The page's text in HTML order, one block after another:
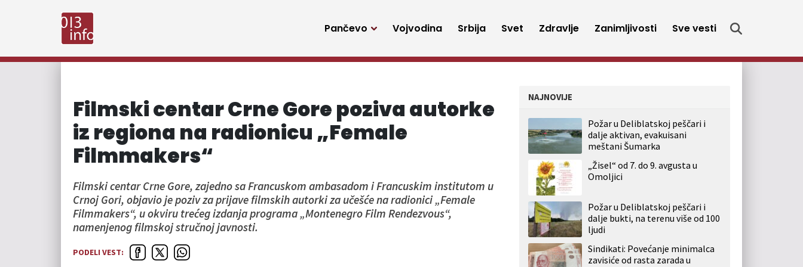
Pančevo Vojvodina Srbija Svet Zdravlje Zanimljivosti Sve vesti
Filmski centar Crne Gore poziva autorke
iz regiona na radionicu „Female
Filmmakers“
Filmski centar Crne Gore, zajedno sa Francuskom ambasadom i Francuskim institutom u
Crnoj Gori, objavio je poziv za prijave filmskih autorki za učešće na radionici „Female
Filmmakers“, u okviru trećeg izdanja programa „Montenegro Film Rendezvous“,
namenjenog filmskoj stručnoj javnosti.
PODELI VEST:
NAJNOVIJE
Požar u Deliblatskoj peščari i
dalje aktivan, evakuisani
meštani Šumarka
„Žisel“ od 7. do 9. avgusta u
Omoljici
Požar u Deliblatskoj peščari i
dalje bukti, na terenu više od 100
ljudi
Sindikati: Povećanje minimalca
zavisiće od rasta zarada u